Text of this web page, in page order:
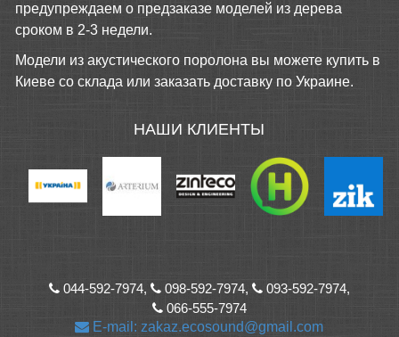
предупреждаем о предзаказе моделей из дерева
сроком в 2-3 недели.
Модели из акустического поролона вы можете купить в
Киеве со склада или заказать доставку по Украине.
НАШИ КЛИЕНТЫ
044-592-7974, 098-592-7974,
093-592-7974,
066-555-7974
E-mail: zakaz.ecosound@gmail.com